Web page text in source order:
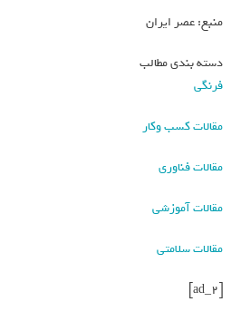
منبع: عصر ایران
دسته بندی مطالب
فرنگی
مقالات کسب وکار
مقالات فناوری
مقالات آموزشی
مقالات سلامتی
[ad_2]